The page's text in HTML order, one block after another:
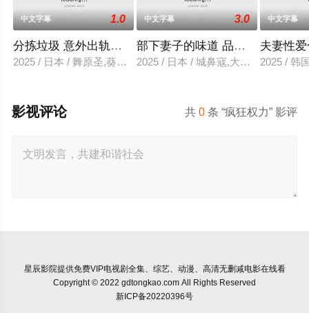
中文字幕 1.0
分拣垃圾 意外出轨性爱
2025 / 日本 / 舞原圣,葵悠太
中文字幕 3.0
部下妻子的味道 品尝的上司
2025 / 日本 / 城鼻寇,大泽透,中山健二
中文字幕
夫妻性
2025 / 韩
共0 条 “疯狂权力” 影评
影视评论
星辰影院提供免费VIP电视剧全集、综艺、动漫、高清无删减电影在线看
Copyright © 2022 gdtongkao.com All Rights Reserved
新ICP备20220396号